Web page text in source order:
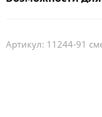
Артикул: 11244-91